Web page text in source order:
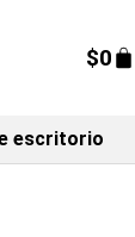
$0
escritorio